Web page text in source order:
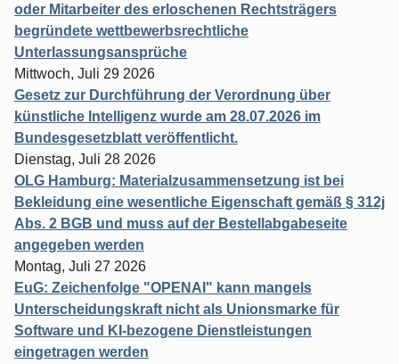
oder Mitarbeiter des erloschenen Rechtsträgers
begründete wettbewerbsrechtliche
Unterlassungsansprüche
Mittwoch, Juli 29 2026
Gesetz zur Durchführung der Verordnung über
künstliche Intelligenz wurde am 28.07.2026 im
Bundesgesetzblatt veröffentlicht.
Dienstag, Juli 28 2026
OLG Hamburg: Materialzusammensetzung ist bei
Bekleidung eine wesentliche Eigenschaft gemäß § 312j
Abs. 2 BGB und muss auf der Bestellabgabeseite
angegeben werden
Montag, Juli 27 2026
EuG: Zeichenfolge "OPENAI" kann mangels
Unterscheidungskraft nicht als Unionsmarke für
Software und KI-bezogene Dienstleistungen
eingetragen werden